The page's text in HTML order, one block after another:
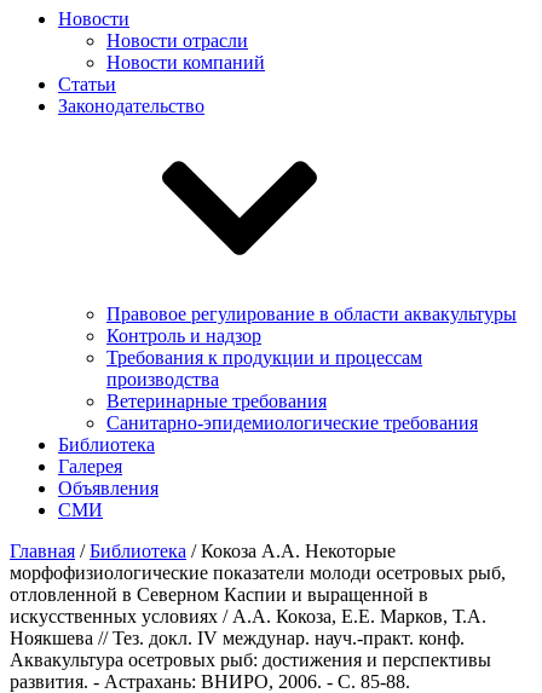
Новости
Новости отрасли
Новости компаний
Статьи
Законодательство
Правовое регулирование в области аквакультуры
Контроль и надзор
Требования к продукции и процессам
производства
Ветеринарные требования
Санитарно-эпидемиологические требования
Библиотека
Галерея
Объявления
СМИ
Главная /Библиотека /Кокоза А.А. Некоторые
морфофизиологические показатели молоди осетровых рыб,
отловленной в Северном Каспии и выращенной в
искусственных условиях / А.А. Кокоза, Е.Е. Марков, Т.А.
Ноякшева // Тез. докл. IV междунар. науч.-практ. конф.
Аквакультура осетровых рыб: достижения и перспективы
развития. - Астрахань: ВНИРО, 2006. - С. 85-88.